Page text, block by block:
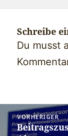
Schreibe
Du musst
VORHERIGER
Vorheriger